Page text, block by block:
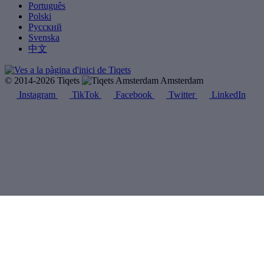
Português
Polski
Русский
Svenska
中文
© 2014-2026 Tiqets
Amsterdam
Instagram
TikTok Facebook Twitter LinkedIn